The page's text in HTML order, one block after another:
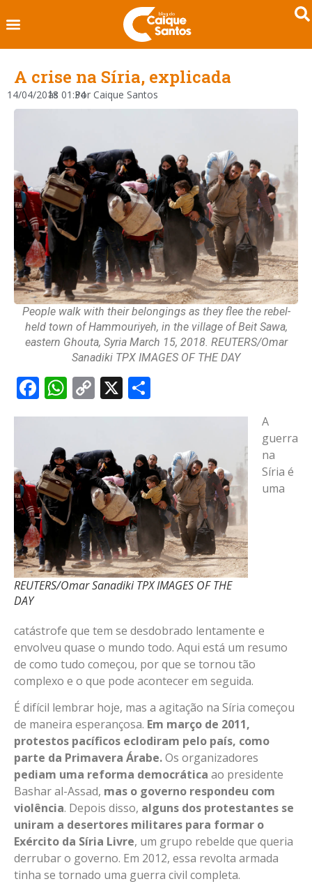
A crise na Síria, explicada
14/04/2018
às 01:34
Por Caique Santos
People walk with their belongings as they flee the rebel-
held town of Hammouriyeh, in the village of Beit Sawa,
eastern Ghouta, Syria March 15, 2018. REUTERS/Omar
Sanadiki TPX IMAGES OF THE DAY
Facebook
WhatsApp
Copy
Link
X
REUTERS/Omar Sanadiki TPX IMAGES OF THE
DAY
A
guerra
na
Síria é
uma
catástrofe que tem se desdobrado lentamente e
envolveu quase o mundo todo. Aqui está um resumo
de como tudo começou, por que se tornou tão
complexo e o que pode acontecer em seguida.
É difícil lembrar hoje, mas a agitação na Síria começou
de maneira esperançosa. Em março de 2011,
protestos pacíficos eclodiram pelo país, como
parte da Primavera Árabe.Os organizadores
pediam uma reforma democrática ao presidente
Bashar al-Assad, mas o governo respondeu com
violência. Depois disso, alguns dos protestantes se
uniram a desertores militares para formar o
Exército da Síria Livre, um grupo rebelde que queria
derrubar o governo. Em 2012, essa revolta armada
tinha se tornado uma guerra civil completa.